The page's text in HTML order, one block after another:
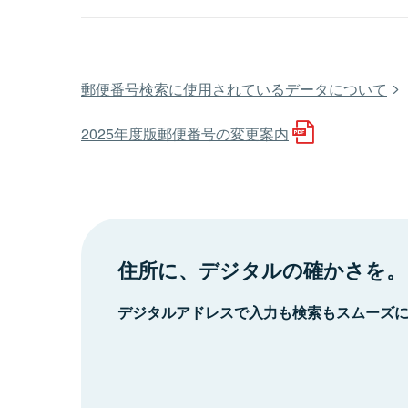
郵便番号検索に使用されているデータについて
2025年度版郵便番号の変更案内
住所に、デジタルの確かさを。
デジタルアドレスで入力も検索もスムーズ